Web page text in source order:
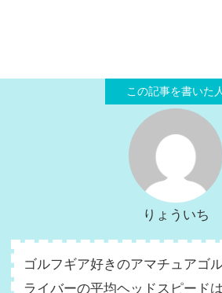
りょういち
ゴルフギア好きのアマチュアゴ
ライバーの平均ヘッドスピード